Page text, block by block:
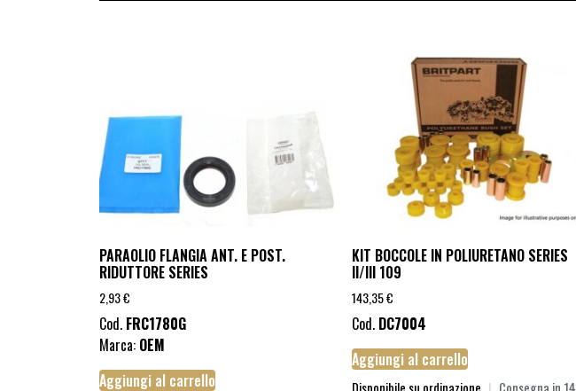
PARAOLIO FLANGIA ANT. E POST.
RIDUTTORE SERIES
2,93€
Cod. FRC1780G
Marca: OEM
Aggiungi al carrello
KIT BOCCOLE IN POLIURETANO SERIES
II/III 109
143,35€
Cod. DC7004
Aggiungi al carrello